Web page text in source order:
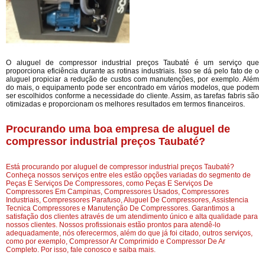
O aluguel de compressor industrial preços Taubaté é um serviço que
proporciona eficiência durante as rotinas industriais. Isso se dá pelo fato de o
aluguel propiciar a redução de custos com manutenções, por exemplo. Além
do mais, o equipamento pode ser encontrado em vários modelos, que podem
ser escolhidos conforme a necessidade do cliente. Assim, as tarefas fabris são
otimizadas e proporcionam os melhores resultados em termos financeiros.
Procurando uma boa empresa de aluguel de
compressor industrial preços Taubaté?
Está procurando por aluguel de compressor industrial preços Taubaté?
Conheça nossos serviços entre eles estão opções variadas do segmento de
Peças E Serviços De Compressores, como Peças E Serviços De
Compressores Em Campinas, Compressores Usados, Compressores
Industriais, Compressores Parafuso, Aluguel De Compressores, Assistencia
Tecnica Compressores e Manutenção De Compressores. Garantimos a
satisfação dos clientes através de um atendimento único e alta qualidade para
nossos clientes. Nossos profissionais estão prontos para atendê-lo
adequadamente, nós oferecermos, além do que já foi citado, outros serviços,
como por exemplo, Compressor Ar Comprimido e Compressor De Ar
Completo. Por isso, fale conosco e saiba mais.